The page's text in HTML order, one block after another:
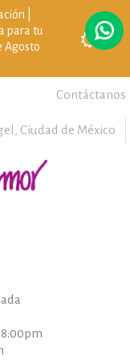
|
para tu
Agosto
Contáctanos
Ciudad de México